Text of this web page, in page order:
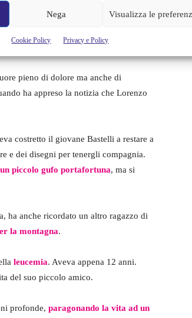
Nega Visualizza le
Cookie Policy Privacy e Policy
pieno di dolore ma anche di
ha appreso la notizia che Lorenzo
costretto il giovane Bastelli a restare a
e dei disegni per tenergli compagnia.
un piccolo gufo portafortuna, ma si
ha anche ricordato un altro ragazzo di
la montagna.
leucemia. Aveva appena 12 anni.
del suo piccolo amico.
profonde, paragonando la vita ad un